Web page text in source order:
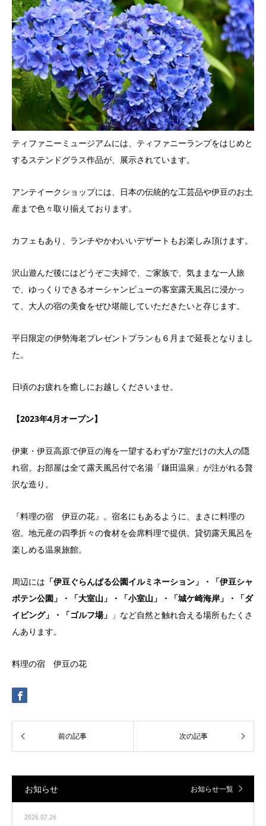
ティファニーミュージアムには、ティファニーランプをはじめと
するステンドグラス作品が、展示されています。
アンテイークショップには、日本の伝統的な工芸品や伊豆のお土
産まで色々取り揃えております。
カフェもあり、ランチやかわいいデザートもお楽しみ頂けます。
沢山遊んだ後にはどうぞご夫婦で、ご家族で、気ままな一人旅
で、ゆっくりできるオーシャンビューの客室露天風呂に浸かっ
て、大人の宿の美食をぜひ堪能していただきたいと存じます。
平日限定の伊勢海老プレゼントプランも６月まで延長となりまし
た。
日頃のお疲れを癒しにお越しくださいませ。
【2023年4月オープン】
伊東・伊豆高原で伊豆の海を一望するわずか7室だけの大人の隠
れ宿。お部屋は全て露天風呂付で名湯「鎌田温泉」が注がれる贅
沢な造り。
『料理の宿 伊豆の花』。宿名にもあるように、まさに料理の
宿。地元産の四季折々の食材を会席料理で提供。貸切露天風呂を
楽しめる温泉旅館。
周辺には 「伊豆ぐらんぱる公園イルミネーション」・「伊豆シャ
ボテン公園」・「大室山」・「小室山」・「城ケ崎海岸」・「ダ
イビング」・「ゴルフ場」
」など自然と触れ合える場所もたくさ
んあります。
料理の宿 伊豆の花
お知らせ お知らせ一覧
2026.07.26